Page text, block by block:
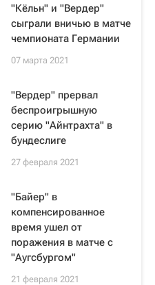
"Кёльн" и "Вердер"
сыграли вничью в матче
чемпионата Германии
07 марта 2021
"Вердер" прервал
беспроигрышную
серию "Айнтрахта" в
бундеслиге
27 февраля 2021
"Байер" в
компенсированное
время ушел от
поражения в матче с
"Аугсбургом"
21 февраля 2021